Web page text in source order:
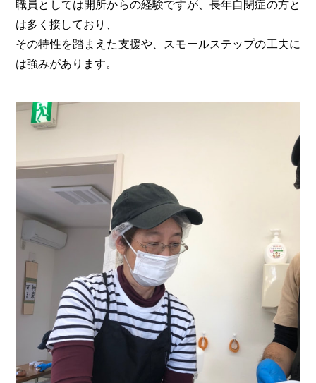
職員としては開所からの経験ですが、長年自閉症の方と
は多く接しており、
その特性を踏まえた支援や、スモールステップの工夫に
は強みがあります。